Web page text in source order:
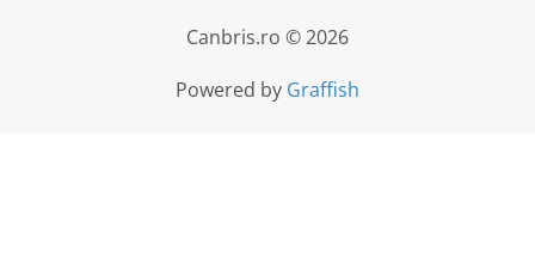
Canbris.ro © 2026
Powered by Graffish